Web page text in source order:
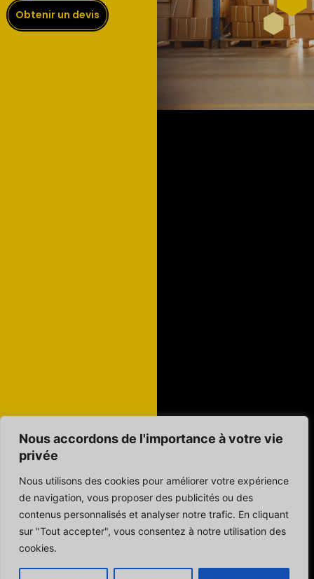
Nous accordons de l'importance à votre vie
privée
Nous utilisons des cookies pour améliorer votre expérience
de navigation, vous proposer des publicités ou des
contenus personnalisés et analyser notre trafic. En cliquant
sur "Tout accepter", vous consentez à notre utilisation des
cookies.
Obtenir un devis